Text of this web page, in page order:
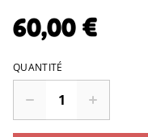
60,00 €
QUANTITÉ